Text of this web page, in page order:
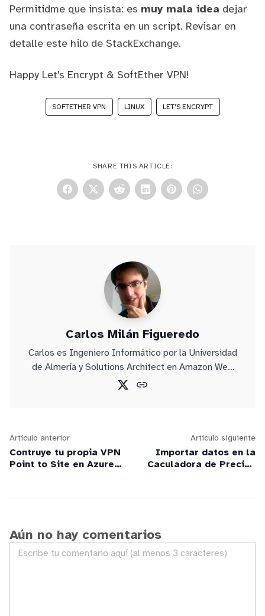
Permitidme que insista: es muy mala idea dejar
una contraseña escrita en un script. Revisar en
detalle este hilo de StackExchange.
Happy Let's Encrypt & SoftEther VPN!
SOFTETHER VPN LINUX LET'S ENCRYPT
SHARE THIS ARTICLE:
Carlos Milán Figueredo
Carlos es Ingeniero Informático por la Universidad
de Almería y Solutions Architect en Amazon Web
Services.
Artículo anterior
Contruye tu propia VPN
Point to Site en Azure
autenticación Active
Artículo siguiente
Importar datos en la
Caculadora de Precios
Aún no hay comentarios